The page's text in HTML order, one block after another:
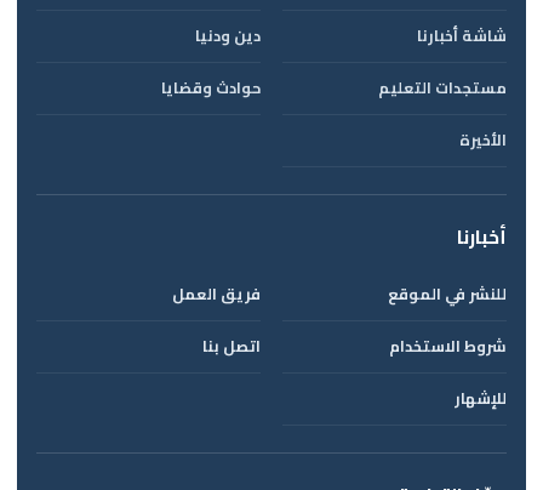
شاشة أخبارنا
دين ودنيا
مستجدات التعليم
حوادث وقضايا
الأخيرة
أخبارنا
للنشر في الموقع
فريق العمل
شروط الاستخدام
اتصل بنا
للإشهار